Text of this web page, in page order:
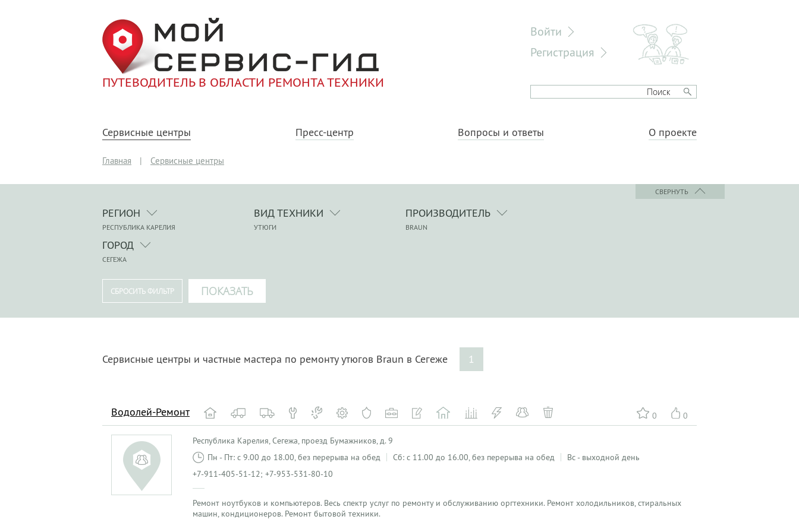
ПУТЕВОДИТЕЛЬ В ОБЛАСТИ РЕМОНТА ТЕХНИКИ
Войти
Регистрация
Сервисные центры Пресс-центр Вопросы и ответы О проекте
Главная | Сервисные центры
СВЕРНУТЬ
РЕГИОН
РЕСПУБЛИКА КАРЕЛИЯ
ВИД ТЕХНИКИ
УТЮГИ
ПРОИЗВОДИТЕЛЬ
BRAUN
ГОРОД
СЕГЕЖА
Сервисные центры и частные мастера по ремонту утюгов Braun в Сегеже 1
0 0
Водолей-Ремонт
Республика Карелия, Сегежа, проезд Бумажников, д. 9
Пн - Пт: с 9.00 до 18.00, без перерыва на обед
Сб: с 11.00 до 16.00, без перерыва на обед
Вс - выходной день
+7-911-405-51-12; +7-953-531-80-10
Ремонт ноутбуков и компьютеров. Весь спектр услуг по ремонту и обслуживанию оргтехники. Ремонт холодильников, стиральных
машин, кондиционеров. Ремонт бытовой техники.